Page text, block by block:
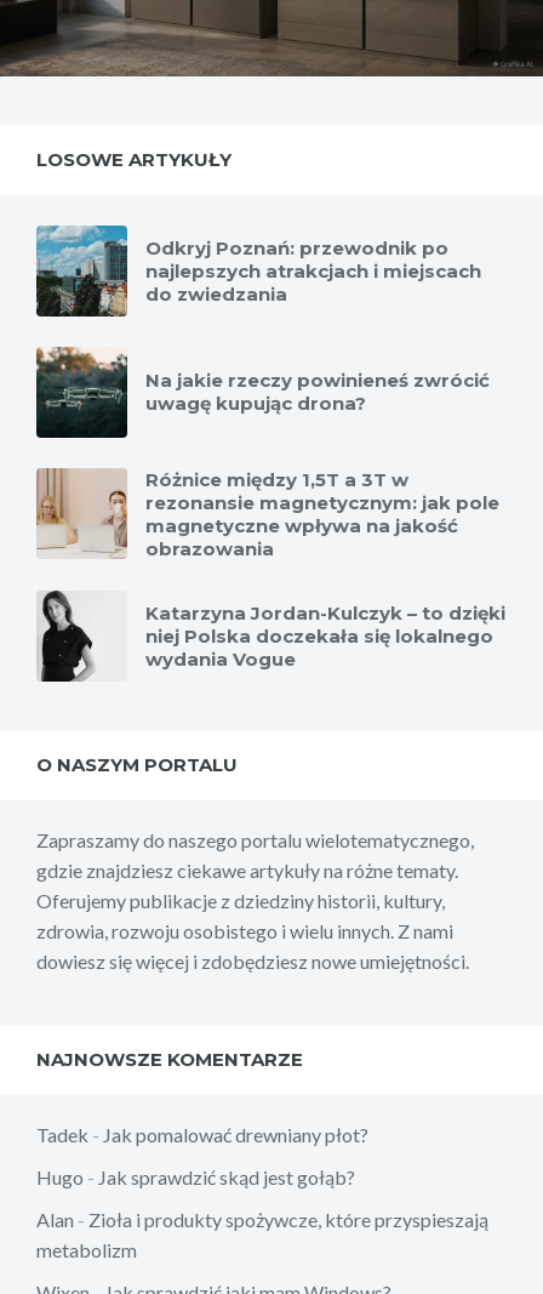
LOSOWE ARTYKUŁY
Odkryj Poznań: przewodnik po
najlepszych atrakcjach i miejscach
do zwiedzania
Na jakie rzeczy powinieneś zwrócić
uwagę kupując drona?
Różnice między 1,5T a 3T w
rezonansie magnetycznym: jak pole
magnetyczne wpływa na jakość
obrazowania
Katarzyna Jordan-Kulczyk – to dzięki
niej Polska doczekała się lokalnego
wydania Vogue
O NASZYM PORTALU
Zapraszamy do naszego portalu wielotematycznego,
gdzie znajdziesz ciekawe artykuły na różne tematy.
Oferujemy publikacje z dziedziny historii, kultury,
zdrowia, rozwoju osobistego i wielu innych. Z nami
dowiesz się więcej i zdobędziesz nowe umiejętności.
NAJNOWSZE KOMENTARZE
Tadek - Jak pomalować drewniany płot?
Hugo - Jak sprawdzić skąd jest gołąb?
Alan - Zioła i produkty spożywcze, które przyspieszają
metabolizm